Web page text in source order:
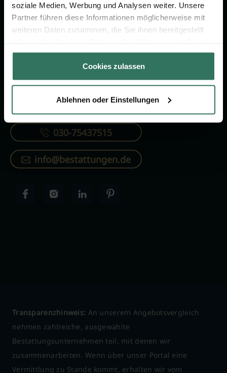
soziale Medien, Werbung und Analysen weiter. Unsere
Partner führen diese Informationen möglicherweise mit
weiteren Daten zusammen, die Sie ihnen bereitgestellt
gesammelt haben.
Cookies zulassen
Ablehnen oder Einstellungen
FÜR SIE
Vergleich
FÜR BESTATTER
Online-Portal
030-75437515
info@bestattungen.de
Transparenzhinweis: An unserem Angebotsvergleich
nehmen zahlreiche, ausgewählte
Bestattungsunternehmen teil, mit denen wir
zusammenarbeiten. Wenn über unser Portal eine
Vermittlung zu Stande kommt, erhalten wir vom